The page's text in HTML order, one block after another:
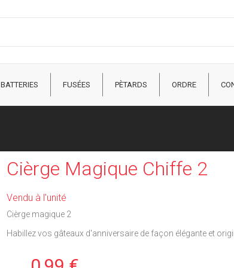
BATTERIES FUSÉES PÈTARDS ORDRE
Cièrge Magique Chiffe 2
Vendu à l'unité
Cièrge magique 2
Habillez vos gâteaux d'anniversaire de façon élégante et